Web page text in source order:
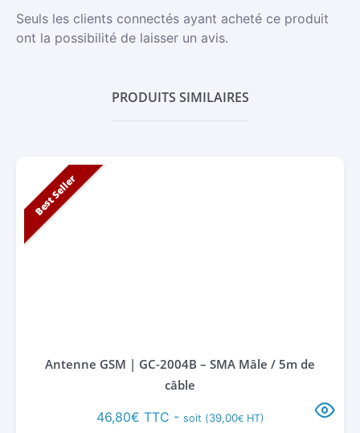
Seuls les clients connectés ayant acheté ce produit
ont la possibilité de laisser un avis.
PRODUITS SIMILAIRES
Best Seller
Antenne GSM | GC-2004B – SMA Mâle / 5m de
câble
46,80€ TTC - soit (39,00€HT)